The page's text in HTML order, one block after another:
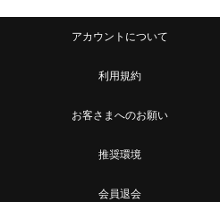
アカウントについて
利用規約
お客さまへのお願い
推奨環境
会員退会